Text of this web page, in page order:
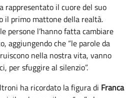
rappresentato il cuore del suo
il primo mattone della realtà.
persone l’hanno fatta cambiare
aggiungendo che “le parole da
nella nostra vita, vanno
per sfuggire al silenzio”.
ha ricordato la figura di Franca